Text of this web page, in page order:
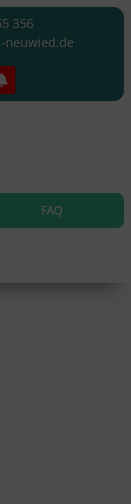
356
neuwied.de
FAQ